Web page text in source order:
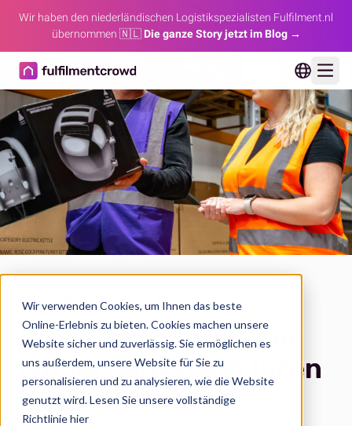
Wir verwenden Cookies, um Ihnen das beste
Online-Erlebnis zu bieten. Cookies machen unsere
Website sicher und zuverlässig. Sie ermöglichen es
uns außerdem, unsere Website für Sie zu
personalisieren und zu analysieren, wie die Website
genutzt wird.Lesen Sie unsere vollständige
Richtlinie hier
Wir haben den niederländischen Logistikspezialisten Fulfilment.nl
übernommen 🇳🇱 Die ganze Story jetzt im Blog →
Fulfillment-
Dienstleistungen für
Möbel ganz nach Ihren
Bedürfnissen